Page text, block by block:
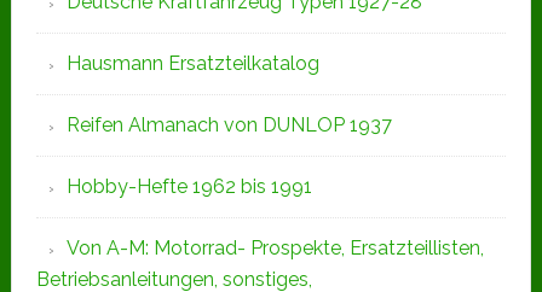
Hausmann Ersatzteilkatalog
Reifen Almanach von DUNLOP 1937
Hobby-Hefte 1962 bis 1991
Von A-M: Motorrad- Prospekte, Ersatzteillisten,
Betriebsanleitungen, sonstiges,